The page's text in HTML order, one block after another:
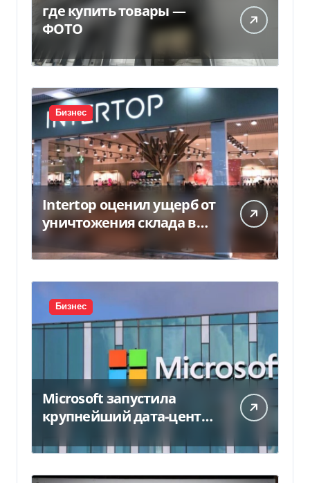
где купить товары —
ФОТО
Бизнес
Intertop оценил ущерб от
уничтожения склада в
450 млн грн
Бизнес
Microsoft запустила
крупнейший дата-центр
миллиарда